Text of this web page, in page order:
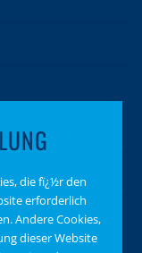
die fï¿½r den
erforderlich
Andere Cookies,
dieser Website